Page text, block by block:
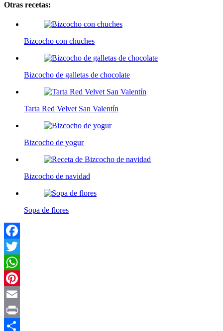
Otras recetas:
Bizcocho con chuches
Bizcocho de galletas de chocolate
Tarta Red Velvet San Valentín
Bizcocho de yogur
Bizcocho de navidad
Sopa de flores
Facebook
Twitter
WhatsApp
Pinterest
Email
Print